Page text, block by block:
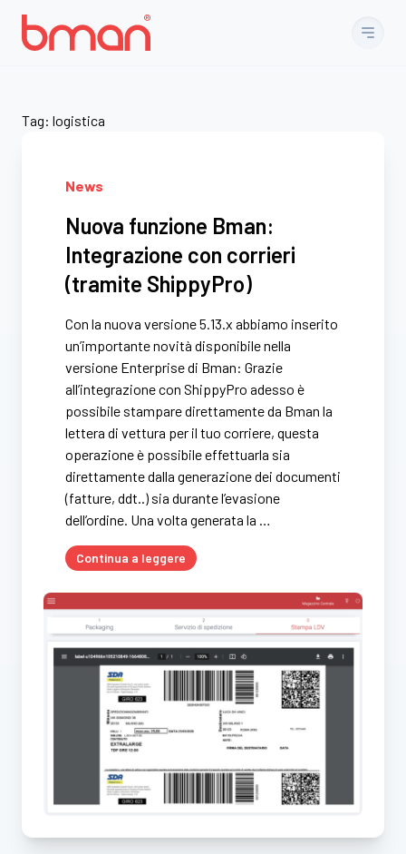
Tag: logistica
News
Nuova funzione Bman:
Integrazione con corrieri
(tramite ShippyPro)
Con la nuova versione 5.13.x abbiamo inserito
un’importante novità disponibile nella
versione Enterprise di Bman: Grazie
all’integrazione con ShippyPro adesso è
possibile stampare direttamente da Bman la
lettera di vettura per il tuo corriere, questa
operazione è possibile effettuarla sia
direttamente dalla generazione dei documenti
(fatture, ddt..) sia durante l’evasione
dell’ordine. Una volta generata la …
Continua a leggere